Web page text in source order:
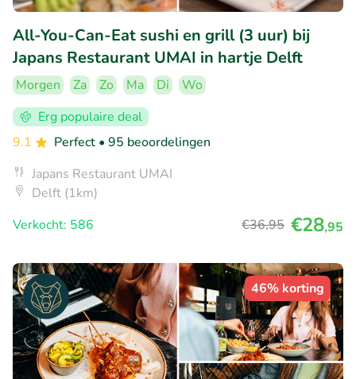
All-You-Can-Eat sushi en grill (3 uur) bij
Japans Restaurant UMAI in hartje Delft
Morgen Za Zo Ma Di
Wo
Erg populaire deal
9.1
Perfect • 95 beoordelingen
Japans Restaurant UMAI
Delft (1km)
Verkocht: 586
€36,95 €28,95
46% korting